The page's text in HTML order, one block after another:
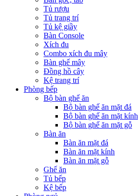
Tủ rượu
Tủ trang trí
Tủ kệ giầy
Bàn Console
Xích đu
Combo xích đu mây
Bàn ghế mây
Đồng hồ cây
Kệ trang trí
Phòng bếp
Bộ bàn ghế ăn
Bộ bàn ghế ăn mặt đá
Bộ bàn ghế ăn mặt kính
Bộ bàn ghế ăn mặt gỗ
Bàn ăn
Bàn ăn mặt đá
Bàn ăn mặt kính
Bàn ăn mặt gỗ
Ghế ăn
Tủ bếp
Kệ bếp